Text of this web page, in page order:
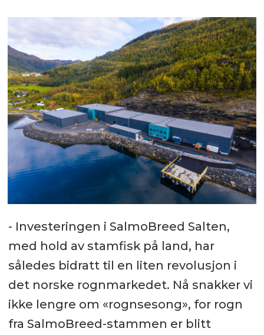
- Investeringen i SalmoBreed Salten,
med hold av stamfisk på land, har
således bidratt til en liten revolusjon i
det norske rognmarkedet. Nå snakker vi
ikke lengre om «rognsesong», for rogn
fra SalmoBreed-stammen er blitt